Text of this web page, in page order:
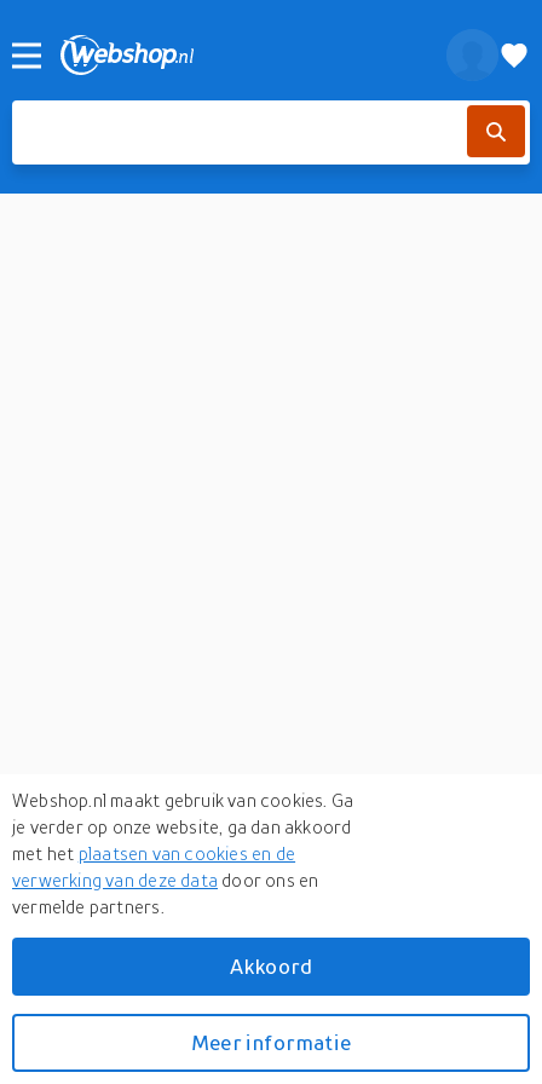
gerelateerde categorieën
Kantoor
Webshop.nl maakt gebruik van cookies. Ga
je verder op onze website, ga dan akkoord
met het plaatsen van cookies en de
verwerking van deze data door ons en
vermelde partners.
Akkoord
Meer informatie